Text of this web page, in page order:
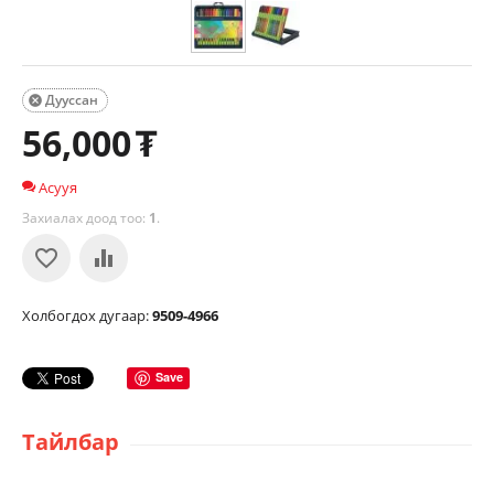
Дууссан

56,000₮
Асууя
Захиалах доод тоо: 1.
Холбогдох дугаар:9509-4966
Save
Тайлбар